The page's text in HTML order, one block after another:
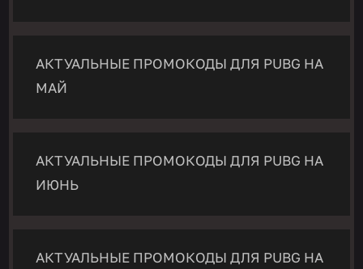
АКТУАЛЬНЫЕ ПРОМОКОДЫ ДЛЯ PUBG НА
МАЙ
АКТУАЛЬНЫЕ ПРОМОКОДЫ ДЛЯ PUBG НА
ИЮНЬ
АКТУАЛЬНЫЕ ПРОМОКОДЫ ДЛЯ PUBG НА